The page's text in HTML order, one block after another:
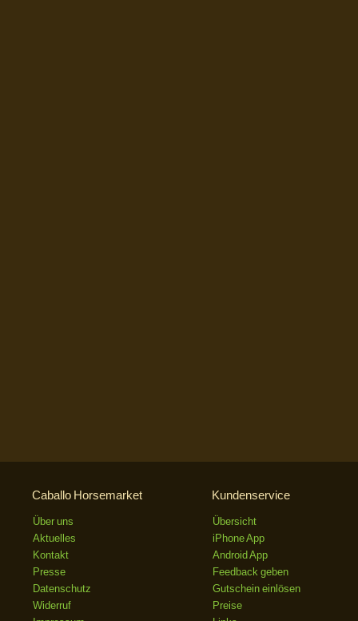
Caballo Horsemarket
Über uns
Aktuelles
Kontakt
Presse
Datenschutz
Widerruf
Kundenservice
Übersicht
iPhone App
Android App
Feedback geben
Gutschein einlösen
Preise